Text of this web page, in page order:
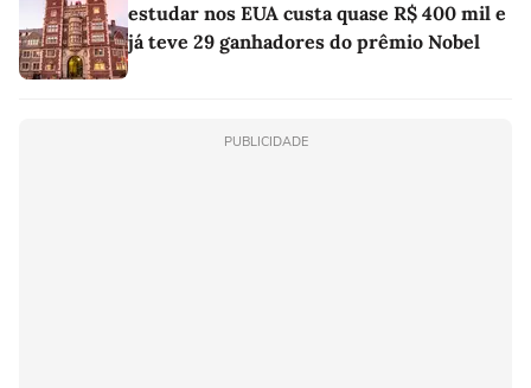
estudar nos EUA custa quase R$ 400 mil e
já teve 29 ganhadores do prêmio Nobel
PUBLICIDADE